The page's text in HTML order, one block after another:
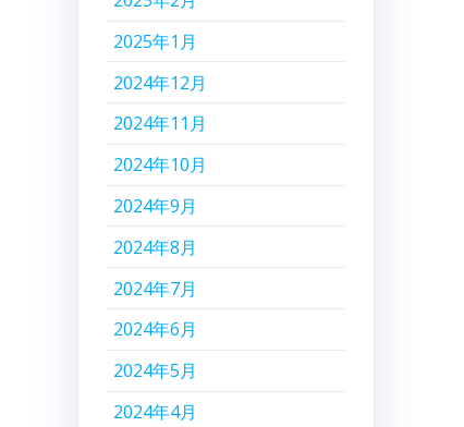
2025年1月
2024年12月
2024年11月
2024年10月
2024年9月
2024年8月
2024年7月
2024年6月
2024年5月
2024年4月